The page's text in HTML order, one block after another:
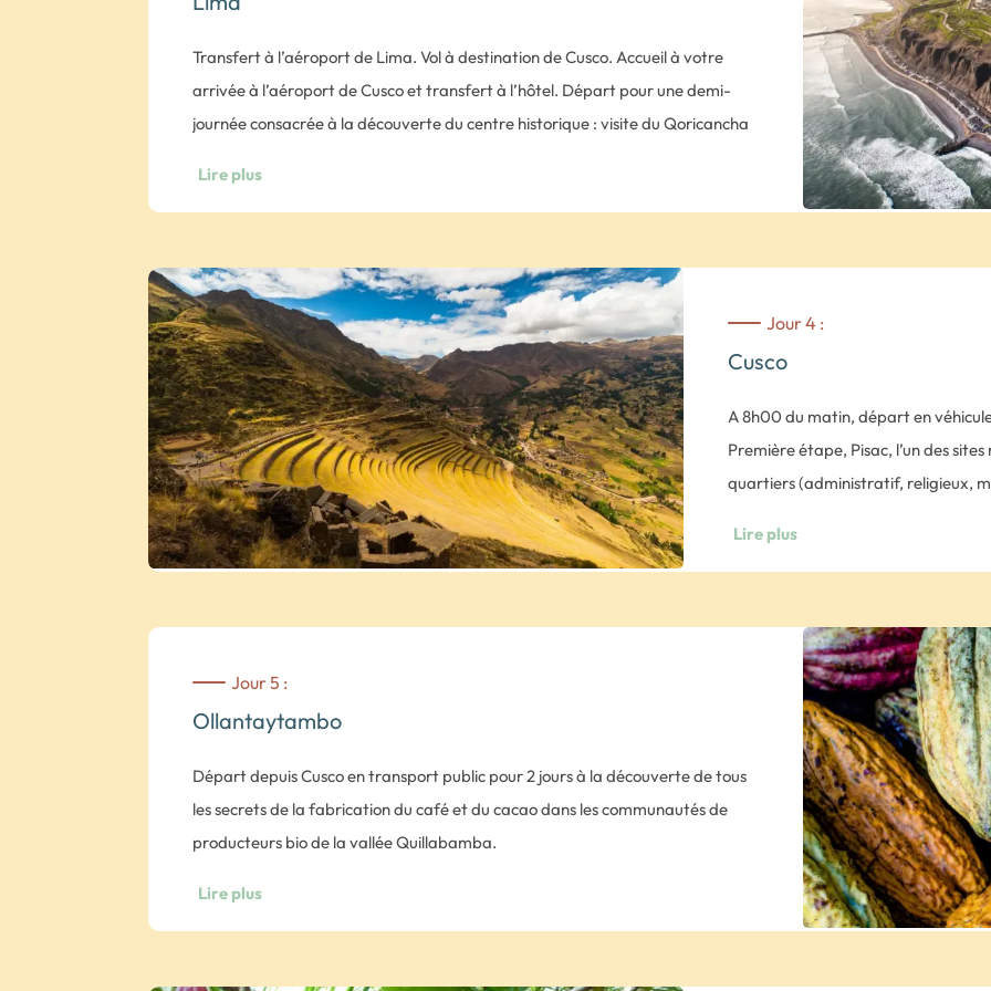
bohème de la capitale. Entre
de rue et demeures coloniales,
fusion ! Nuit à l’hôtel Barranco’s
Transfert à l’aéroport de Lima. Vol à destination de Cusco. Accueil à votre
arrivée à l’aéroport de Cusco et transfert à l’hôtel. Départ pour une demi-
journée consacrée à la découverte du centre historique : visite du Qoricancha
l’Ecole Cusquenienne et de nombreux trésors d’orfèvrerie, d’argent et de
pavées du quartier bohème de San Blas.
Note : Montée à pied de 45 minutes.
Retour à l’hôtel. Entrée incluse pour la Catédrale de Cusco et le Temple du
Soleil Qorikancha. Nuit à l’hôtel El Retablo.
Lire plus
Jour 4 :
Cusco
A 8h00 du matin, départ en
Première étape, Pisac, l’un des
quartiers (administratif, religieux,
de l’érosion. Puis, promenade sur
village inca vivant », car ses
et traditions. Puis, visite de la
pierres cyclopéennes qui fut le
Espagnols. Si le temps le permet,
ruelles pavées de la ville. Nuit à
Lire plus
Jour 5 :
Ollantaytambo
Départ depuis Cusco en transport public pour 2 jours à la découverte de tous
les secrets de la fabrication du café et du cacao dans les communautés de
producteurs bio de la vallée Quillabamba.
Installation dans la maison de Julia en fin de matinée, prise de contact et
Lire plus